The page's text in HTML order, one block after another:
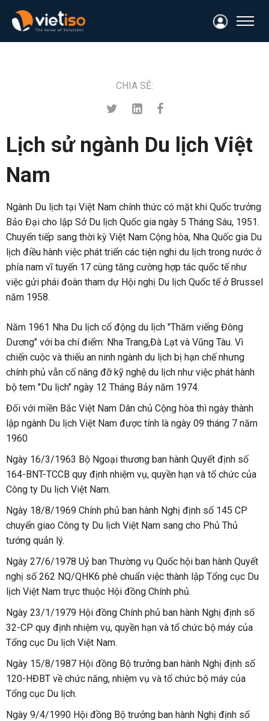
CHIA SẺ:
Lịch sử ngành Du lịch Việt
Nam
Ngành Du lịch tại Việt Nam chính thức có mặt khi Quốc trưởng
Bảo Đại cho lập Sở Du lịch Quốc gia ngày 5 Tháng Sáu, 1951.
Chuyển tiếp sang thời kỳ Việt Nam Cộng hòa, Nha Quốc gia Du
lịch điều hành việc phát triển các tiện nghi du lịch trong nước ở
phía nam vĩ tuyến 17 cùng tăng cường hợp tác quốc tế như
việc gửi phái đoàn tham dự Hội nghị Du lịch Quốc tế ở Brussel
năm 1958.
Năm 1961 Nha Du lịch cổ động du lịch "Thăm viếng Đông
Dương" với ba chí điểm: Nha Trang,Đà Lạt và Vũng Tàu. Vì
chiến cuộc và thiếu an ninh ngành du lịch bị hạn chế nhưng
chính phủ vẫn cố nâng đỡ kỹ nghệ du lịch như việc phát hành
bộ tem "Du lịch" ngày 12 Tháng Bảy năm 1974.
Đối với miền Bắc Việt Nam Dân chủ Cộng hòa thì ngày thành
lập ngành Du lịch Việt Nam được tính là ngày 09 tháng 7 năm
1960
Ngày 16/3/1963 Bộ Ngoại thương ban hành Quyết định số
164-BNT-TCCB quy định nhiệm vụ, quyền hạn và tổ chức của
Công ty Du lịch Việt Nam.
Ngày 18/8/1969 Chính phủ ban hành Nghị định số 145 CP
chuyển giao Công ty Du lịch Việt Nam sang cho Phủ Thủ
tướng quản lý.
Ngày 27/6/1978 Uỷ ban Thường vụ Quốc hội ban hành Quyết
nghị số 262 NQ/QHK6 phê chuẩn việc thành lập Tổng cục Du
lịch Việt Nam trực thuộc Hội đồng Chính phủ.
Ngày 23/1/1979 Hội đồng Chính phủ ban hành Nghị định số
32-CP quy định nhiệm vụ, quyền hạn và tổ chức bộ máy của
Tổng cục Du lịch Việt Nam.
Ngày 15/8/1987 Hội đồng Bộ trưởng ban hành Nghị định số
120-HĐBT về chức năng, nhiệm vụ và tổ chức bộ máy của
Tổng cục Du lịch.
Ngày 9/4/1990 Hội đồng Bộ trưởng ban hành Nghị định số